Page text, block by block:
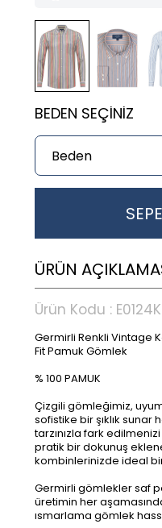
BEDEN SEÇINIZ
ÜRÜN
Ürün Kodu :
Germirli Renkli Vintage
Fit Pamuk Gömlek
% 100 PAMUK
Çizgili gömleğimiz,
sofistike bir şıklık
tarzınızla fark
pratik bir dokunuş
kombinlerinizde ideal
Germirli gömlekler saf
üretimin her
ısmarlama gömlek